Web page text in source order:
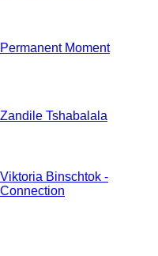
Permanent Moment
Zandile Tshabalala
Viktoria Binschtok -
Connection